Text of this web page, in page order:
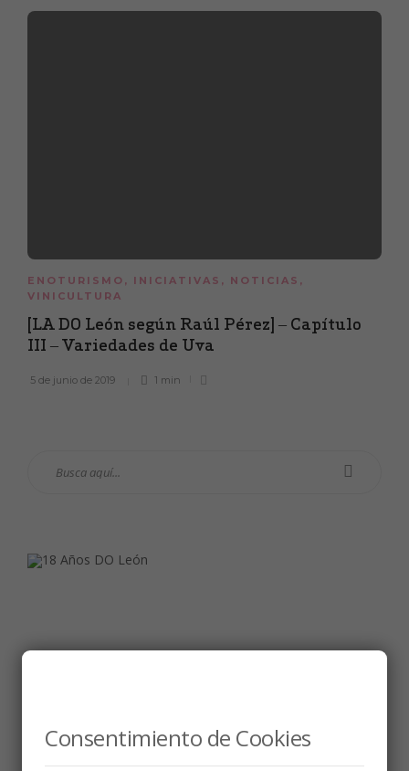
ENOTURISMO , INICIATIVAS , NOTICIAS ,
VINICULTURA
[LA DO León según Raúl Pérez] – Capítulo
III – Variedades de Uva
5 de junio de 2019 1 min
Consentimiento de Cookies